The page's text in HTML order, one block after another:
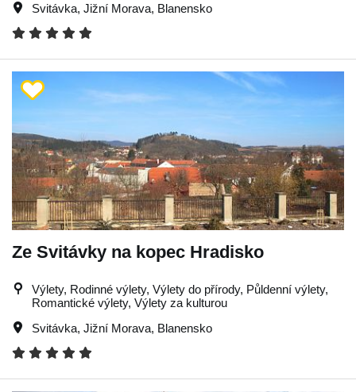
Svitávka, Jižní Morava, Blanensko
Ze Svitávky na kopec Hradisko
Výlety, Rodinné výlety, Výlety do přírody, Půldenní výlety,
Romantické výlety, Výlety za kulturou
Svitávka, Jižní Morava, Blanensko